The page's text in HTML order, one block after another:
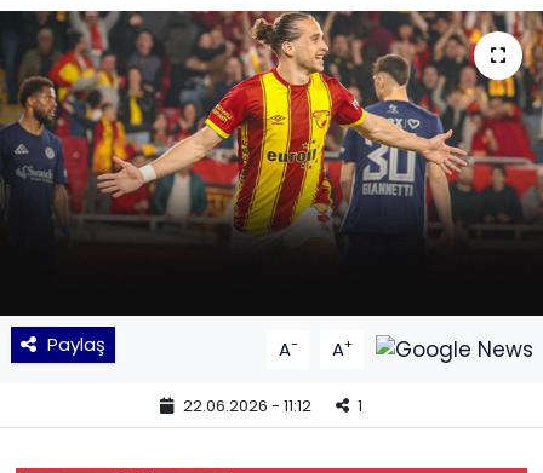
Paylaş A- A+
22.06.2026 - 11:12 1
KÜLTÜR SANAT
MAGAZİN
POLİTİKA
SAĞLIK
SPOR
TEKNOLOJİ